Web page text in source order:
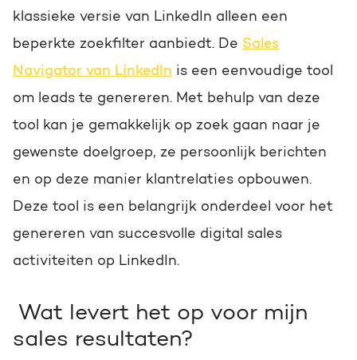
klassieke versie van LinkedIn alleen een
beperkte zoekfilter aanbiedt. De Sales
Navigator van LinkedIn is een eenvoudige tool
om leads te genereren. Met behulp van deze
tool kan je gemakkelijk op zoek gaan naar je
gewenste doelgroep, ze persoonlijk berichten
en op deze manier klantrelaties opbouwen.
Deze tool is een belangrijk onderdeel voor het
genereren van succesvolle digital sales
activiteiten op LinkedIn.
Wat levert het op voor mijn
sales resultaten?